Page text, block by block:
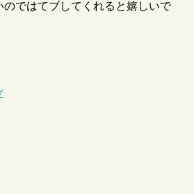
のではてブしてくれると嬉しいで